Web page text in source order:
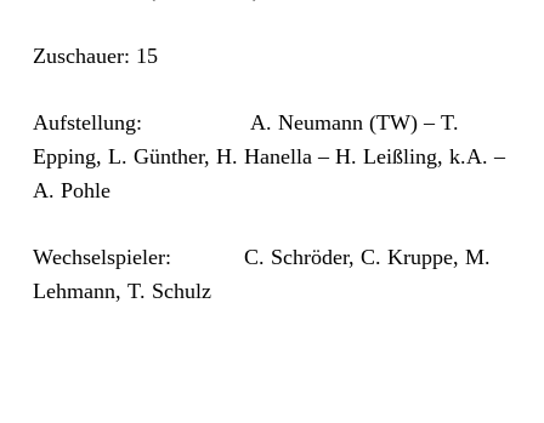
Zuschauer: 15
Aufstellung: A. Neumann (TW) – T.
Epping, L. Günther, H. Hanella – H. Leißling, k.A. –
A. Pohle
Wechselspieler: C. Schröder, C. Kruppe, M.
Lehmann, T. Schulz